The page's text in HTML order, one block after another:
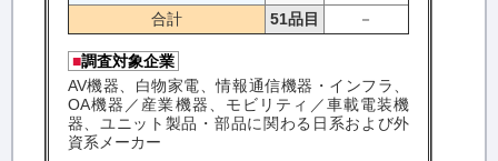
合計
51品目 －
■調査対象企業
AV機器、白物家電、情報通信機器・インフラ、
OA機器／産業機器、モビリティ／車載電装機
器、ユニット製品・部品に関わる日系および外
資系メーカー